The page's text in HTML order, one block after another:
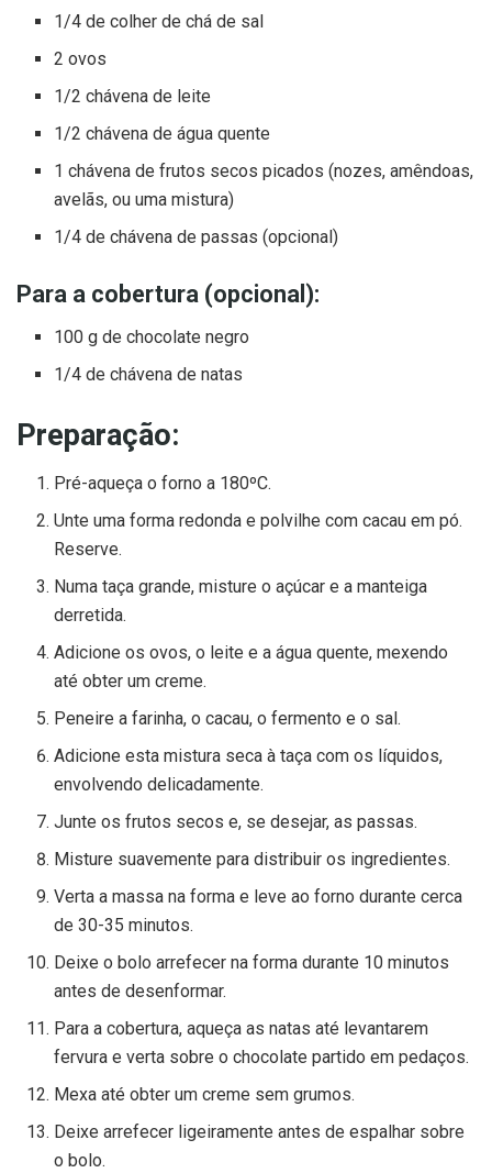
1/4 de colher de chá de sal
2 ovos
1/2 chávena de leite
1/2 chávena de água quente
1 chávena de frutos secos picados (nozes, amêndoas,
avelãs, ou uma mistura)
1/4 de chávena de passas (opcional)
Para a cobertura (opcional):
100 g de chocolate negro
1/4 de chávena de natas
Preparação:
Pré-aqueça o forno a 180ºC.
Unte uma forma redonda e polvilhe com cacau em pó.
Reserve.
Numa taça grande, misture o açúcar e a manteiga
derretida.
Adicione os ovos, o leite e a água quente, mexendo
até obter um creme.
Peneire a farinha, o cacau, o fermento e o sal.
Adicione esta mistura seca à taça com os líquidos,
envolvendo delicadamente.
Junte os frutos secos e, se desejar, as passas.
Misture suavemente para distribuir os ingredientes.
Verta a massa na forma e leve ao forno durante cerca
de 30-35 minutos.
Deixe o bolo arrefecer na forma durante 10 minutos
antes de desenformar.
Para a cobertura, aqueça as natas até levantarem
fervura e verta sobre o chocolate partido em pedaços.
Mexa até obter um creme sem grumos.
Deixe arrefecer ligeiramente antes de espalhar sobre
o bolo.